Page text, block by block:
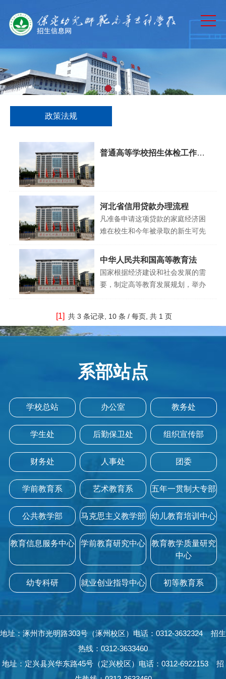
网站首页
专业介绍
历年分数
招生章程
录取查询
政策法规
普通高等学校招生体检工作指
河北省信用贷款办理流程
凡准备申请这项贷款的家庭经济困
难在校生和今年被录取的新生可先
理系统（http：//syd.hee.cn）进
行注册，提交个人信息，申请贷
款。申请学生随后到当地教育局学
及其复印件；户籍所在地的详细地
址、联系方式；所在城市街道（农
中华人民共和国高等教育法
国家根据经济建设和社会发展的需
要，制定高等教育发展规划，举办
业组织、社会团体及其他社会组织
和公民等社会力量依法举办高等学
[1] 共 3 条记录, 10 条 / 每页, 共 1 页
系部站点
学校总站 办公室 教务处
学生处 后勤保卫处 组织宣传部
财务处 人事处 团委
学前教育系 艺术教育系 五年一贯制大专部
公共教学部 马克思主义教学部 幼儿教育培训中心
教育信息服务中心 学前教育研究中心
教育教学质量研究
中心
幼专科研 就业创业指导中心 初等教育系
地址：涿州市光明路303号（涿州校区）电话：0312-3632324 招生
热线：0312-3633460
地址：定兴县兴华东路45号（定兴校区）电话：0312-6922153 招